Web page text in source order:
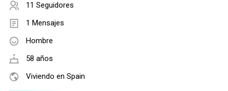
11 Seguidores
1 Mensajes
Hombre
58 años
Viviendo en Spain